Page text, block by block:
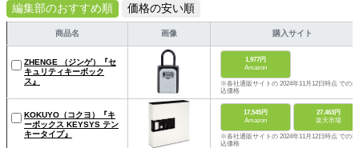
編集部のおすすめ順
価格の安い順
商品名 画像 購入サイト
ZHENGE （ジンゲ）『セ
キュリティキーボック
ス』
1,977円
Amazon
※各社通販サイトの 2024年11月12日時点 での税
込価格
KOKUYO（コクヨ）『キ
ーボックス KEYSYS テン
キータイプ』
17,545円
Amazon
27,463円
楽天市場
※各社通販サイトの 2024年11月12日時点 での税
込価格